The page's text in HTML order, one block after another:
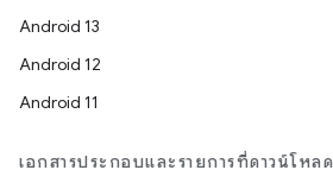
Android 13
Android 12
Android 11
เอกสารประกอบและรายการที่ดาวน์โหลด